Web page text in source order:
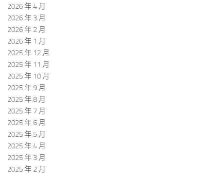
2026 年 4 月
2026 年 3 月
2026 年 2 月
2026 年 1 月
2025 年 12 月
2025 年 11 月
2025 年 10 月
2025 年 9 月
2025 年 8 月
2025 年 7 月
2025 年 6 月
2025 年 5 月
2025 年 4 月
2025 年 3 月
2025 年 2 月